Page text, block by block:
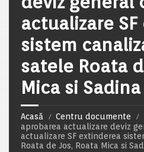
actualizare
sistem
satele Roata
Mica si Sadina
Acasă Centru documente
aprobarea actualizare deviz
actualizare SF extinderea
Roata de Jos, Roata Mica si